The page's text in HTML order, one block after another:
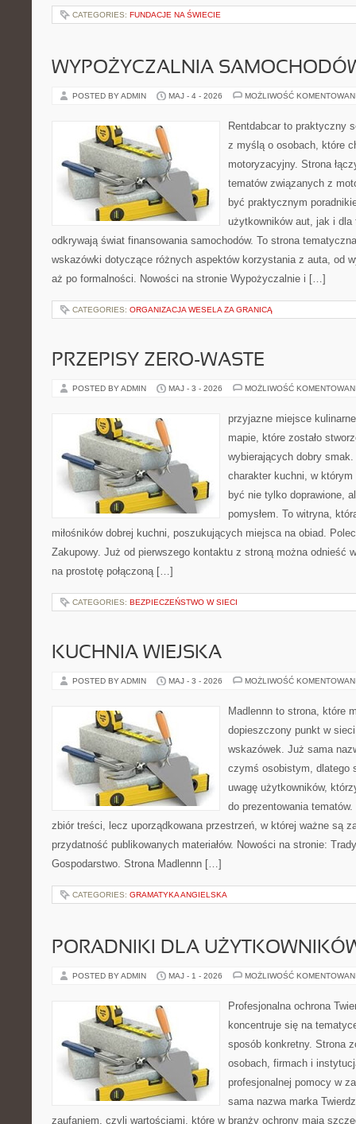
CATEGORIES: FUNDACJE NA ŚWIECIE
WYPOŻYCZALNIA
POSTED BY ADMIN MAJ - 4 - 2026 MOŻLIWOŚĆ
Rentdabcar to praktyczny
z myślą o osobach, które
motoryzacyjny. Strona
tematów związanych z
być praktycznym
użytkowników aut, jak i
odkrywają świat finansowania samochodów. To strona
wskazówki dotyczące różnych aspektów korzystania z auta, od
aż po formalności. Nowości na stronie Wypożyczalnie i […]
CATEGORIES: ORGANIZACJA WESELA ZA GRANICĄ
PRZEPISY ZERO-WASTE
POSTED BY ADMIN MAJ - 3 - 2026 MOŻLIWOŚĆ
przyjazne miejsce
mapie, które zostało
wybierających dobry
charakter kuchni, w
być nie tylko doprawione,
pomysłem. To witryna,
miłośników dobrej kuchni, poszukujących miejsca na obiad.
Zakupowy. Już od pierwszego kontaktu z stroną można odnieść
na prostotę połączoną […]
CATEGORIES: BEZPIECZEŃSTWO W SIECI
KUCHNIA WIEJSKA
POSTED BY ADMIN MAJ - 3 - 2026 MOŻLIWOŚĆ
Madlennn to strona, które
dopieszczony punkt w
wskazówek. Już sama
czymś osobistym, dlatego
uwagę użytkowników,
do prezentowania
zbiór treści, lecz uporządkowana przestrzeń, w której ważne są
przydatność publikowanych materiałów. Nowości na stronie:
Gospodarstwo. Strona Madlennn […]
CATEGORIES: GRAMATYKA ANGIELSKA
PORADNIKI DLA
POSTED BY ADMIN MAJ - 1 - 2026 MOŻLIWOŚĆ
Profesjonalna ochrona
koncentruje się na
sposób konkretny. Strona
osobach, firmach i
profesjonalnej pomocy w
sama nazwa marka
zaufaniem, czyli wartościami, które w branży ochrony mają